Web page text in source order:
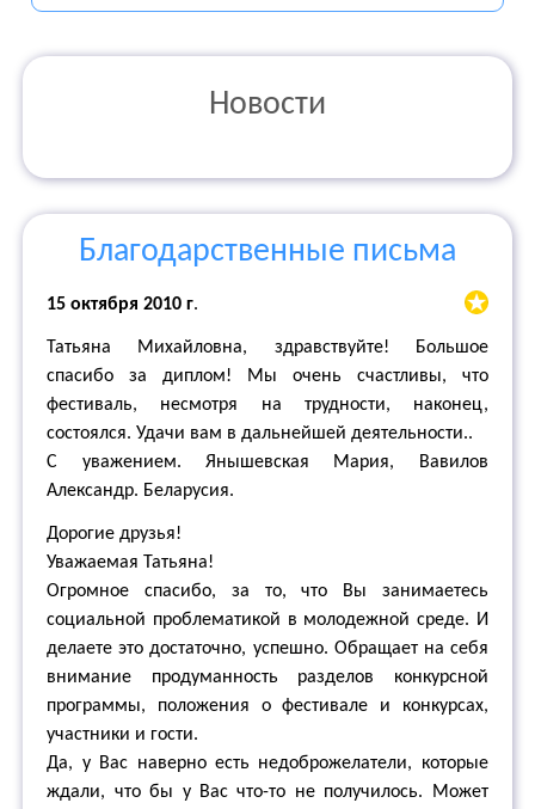
Новости
Благодарственные письма
15 октября 2010 г.
Татьяна Михайловна, здравствуйте! Большое
спасибо за диплом! Мы очень счастливы, что
фестиваль, несмотря на трудности, наконец,
состоялся. Удачи вам в дальнейшей деятельности..
С уважением. Янышевская Мария, Вавилов
Александр . Беларусия.
Дорогие друзья!
Уважаемая Татьяна!
Огромное спасибо, за то, что Вы занимаетесь
социальной проблематикой в молодежной среде. И
делаете это достаточно, успешно. Обращает на себя
внимание продуманность разделов конкурсной
программы, положения о фестивале и конкурсах,
участники и гости.
Да, у Вас наверно есть недоброжелатели, которые
ждали, что бы у Вас что-то не получилось. Может